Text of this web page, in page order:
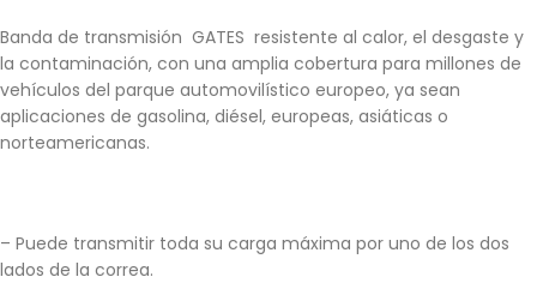
Banda de transmisión GATES resistente al calor, el desgaste y
la contaminación, con una amplia cobertura para millones de
vehículos del parque automovilístico europeo, ya sean
aplicaciones de gasolina, diésel, europeas, asiáticas o
norteamericanas.
– Puede transmitir toda su carga máxima por uno de los dos
lados de la correa.